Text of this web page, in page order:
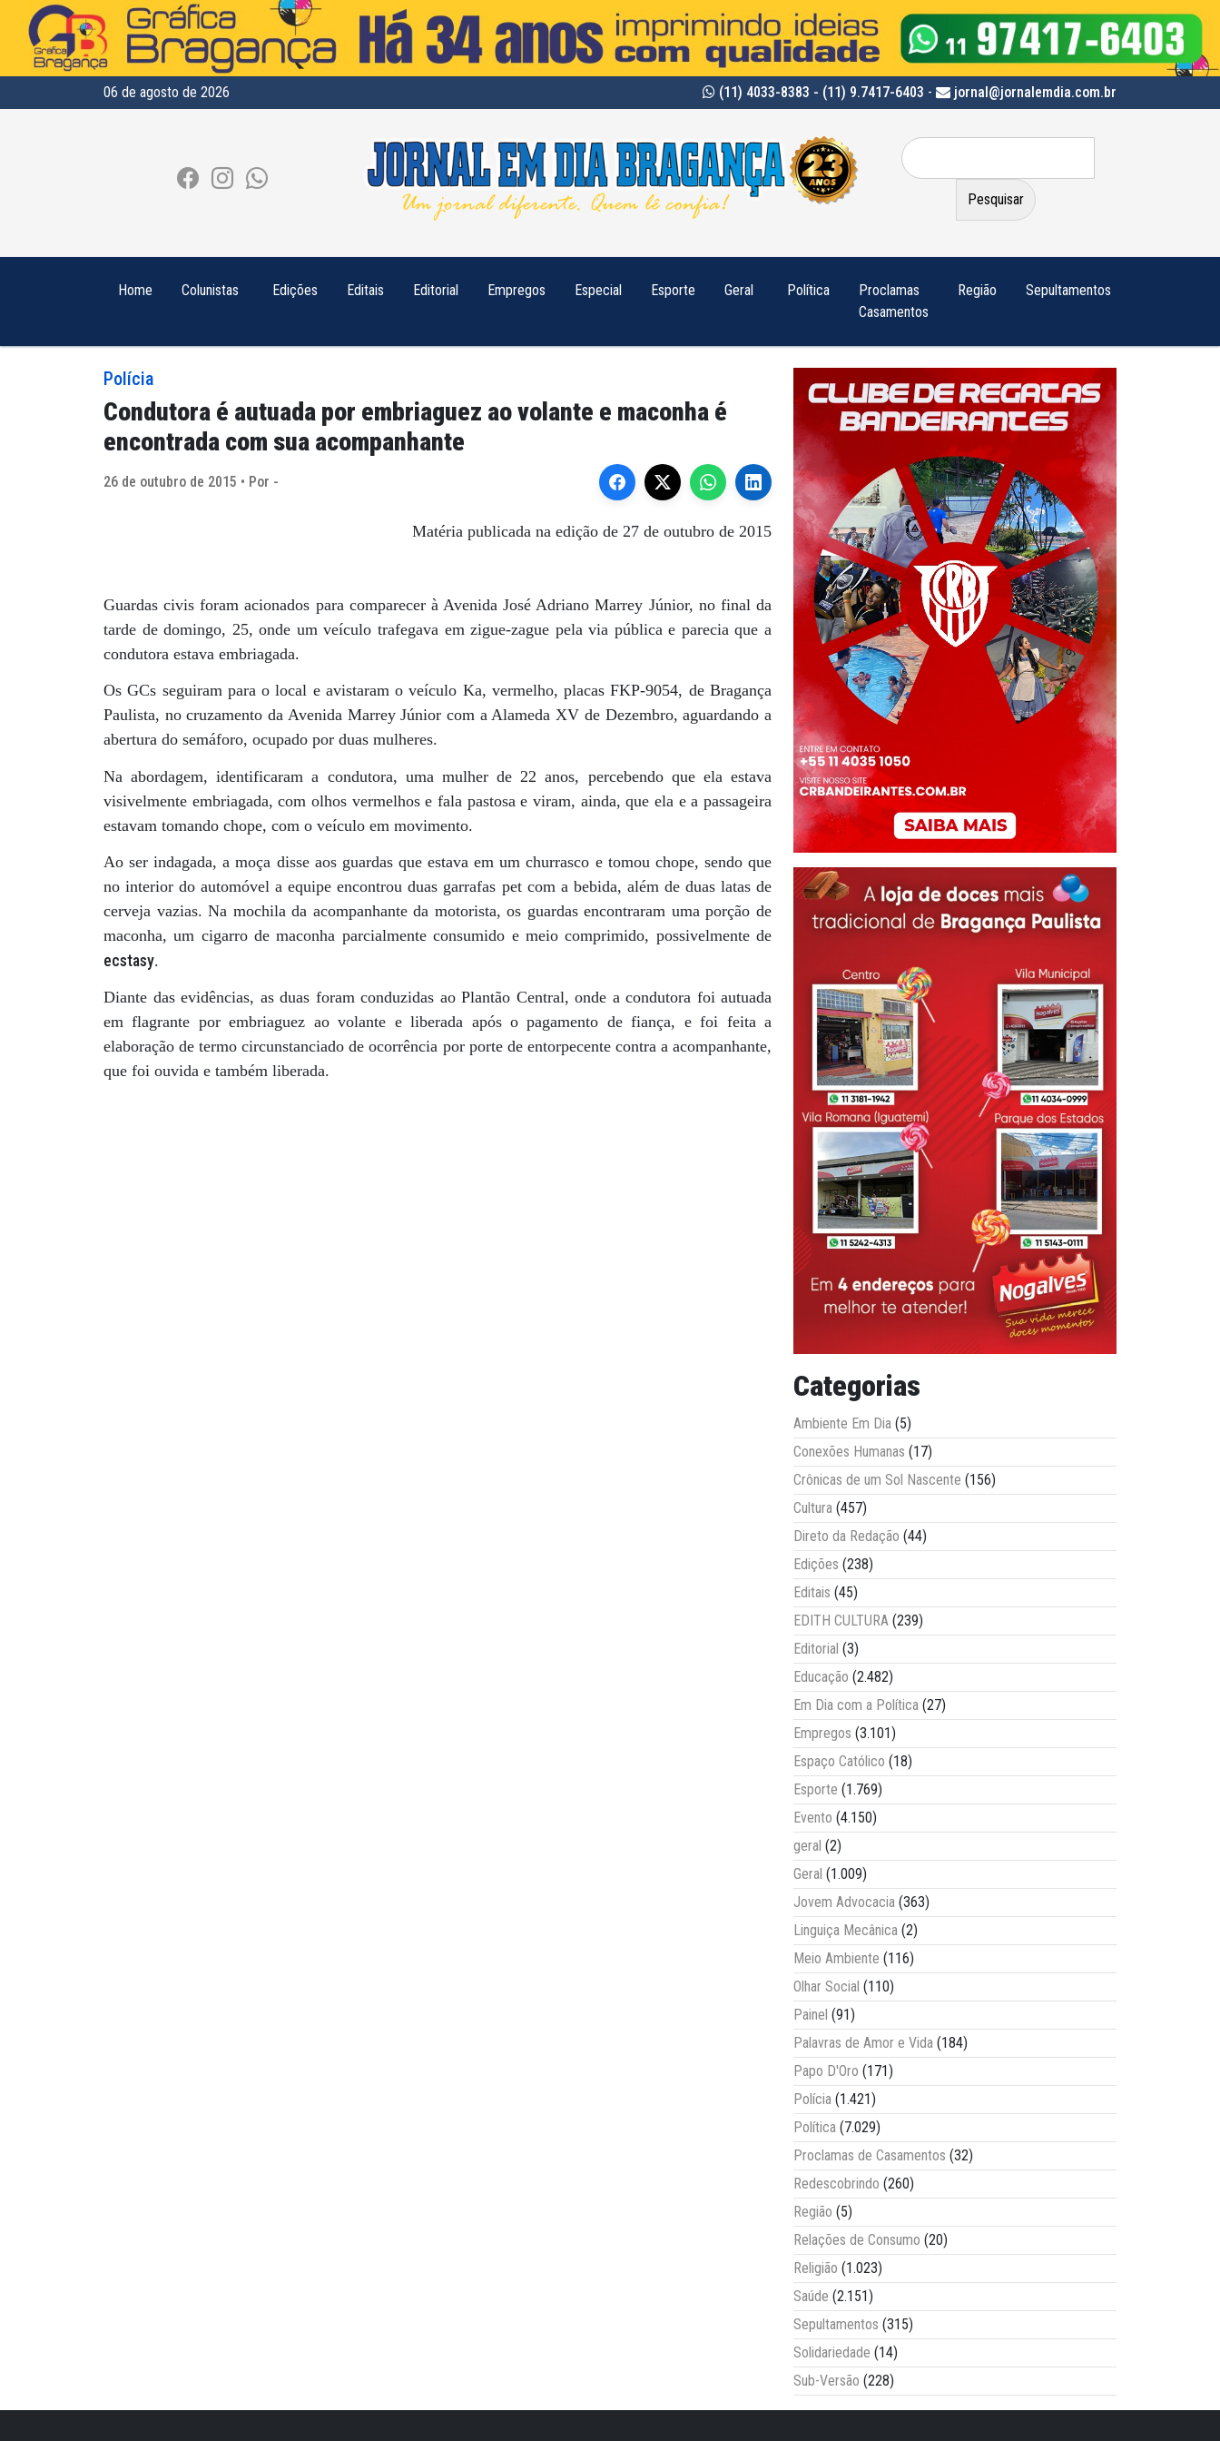
06 de agosto de 2026 (11) 4033-8383 - (11) 9.7417-6403 - jornal@jornalemdia.com.br
Pesquisar
por:
Home Colunistas Edições Editais Editorial Empregos Especial Esporte Geral Política
Proclamas
Casamentos
Região Sepultamentos
Polícia
Condutora é autuada por embriaguez ao volante e maconha é
encontrada com sua acompanhante
26 de outubro de 2015 • Por -
Matéria publicada na edição de 27 de outubro de 2015
Guardas civis foram acionados para comparecer à Avenida José Adriano Marrey Júnior, no final da
tarde de domingo, 25, onde um veículo trafegava em zigue-zague pela via pública e parecia que a
condutora estava embriagada.
Os GCs seguiram para o local e avistaram o veículo Ka, vermelho, placas FKP-9054, de Bragança
Paulista, no cruzamento da Avenida Marrey Júnior com a Alameda XV de Dezembro, aguardando a
abertura do semáforo, ocupado por duas mulheres.
Na abordagem, identificaram a condutora, uma mulher de 22 anos, percebendo que ela estava
visivelmente embriagada, com olhos vermelhos e fala pastosa e viram, ainda, que ela e a passageira
estavam tomando chope, com o veículo em movimento.
Ao ser indagada, a moça disse aos guardas que estava em um churrasco e tomou chope, sendo que
no interior do automóvel a equipe encontrou duas garrafas pet com a bebida, além de duas latas de
cerveja vazias. Na mochila da acompanhante da motorista, os guardas encontraram uma porção de
maconha, um cigarro de maconha parcialmente consumido e meio comprimido, possivelmente de
ecstasy.
Diante das evidências, as duas foram conduzidas ao Plantão Central, onde a condutora foi autuada
em flagrante por embriaguez ao volante e liberada após o pagamento de fiança, e foi feita a
elaboração de termo circunstanciado de ocorrência por porte de entorpecente contra a acompanhante,
que foi ouvida e também liberada.
Categorias
Ambiente Em Dia (5)
Conexões Humanas (17)
Crônicas de um Sol Nascente (156)
Cultura (457)
Direto da Redação (44)
Edições (238)
Editais (45)
EDITH CULTURA (239)
Editorial (3)
Educação (2.482)
Em Dia com a Política (27)
Empregos (3.101)
Espaço Católico (18)
Esporte (1.769)
Evento (4.150)
geral (2)
Geral (1.009)
Jovem Advocacia (363)
Linguiça Mecânica (2)
Meio Ambiente (116)
Olhar Social (110)
Painel (91)
Palavras de Amor e Vida (184)
Papo D'Oro (171)
Polícia (1.421)
Política (7.029)
Proclamas de Casamentos (32)
Redescobrindo (260)
Região (5)
Relações de Consumo (20)
Religião (1.023)
Saúde (2.151)
Sepultamentos (315)
Solidariedade (14)
Sub-Versão (228)